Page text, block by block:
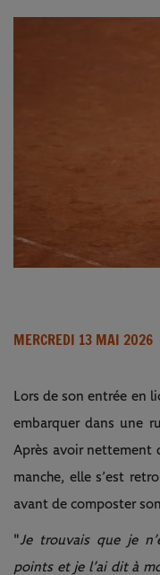
MERCREDI 13 MAI 2026
Lors de son entrée en
embarquer dans une
Après avoir nettement
manche, elle s’est
avant de composter
"Je trouvais que je
points et je l’ai dit à